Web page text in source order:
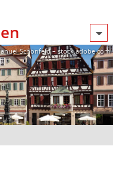
Schönfeld – stock.adobe.com